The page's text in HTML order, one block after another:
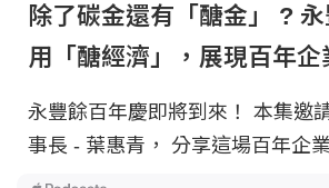
除了碳金還有「醣金」 ?
用「醣經濟」，展現百年
永續實踐家 EP24
永豐餘百年慶即將到來！ 本集邀請永豐餘投控董
事長 - 葉惠青， 分享這場百年企業的華麗轉身之
路， 也將揭曉永豐餘百年慶亮點， 聊聊如何用創